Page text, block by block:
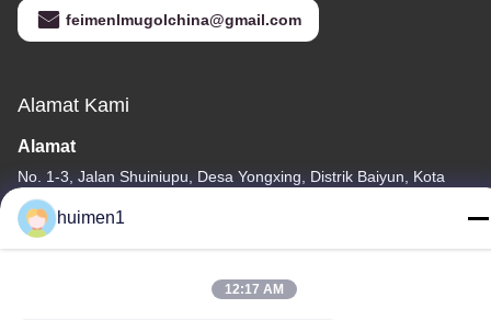
feimenlmugolchina@gmail.com
Alamat Kami
Alamat
No. 1-3, Jalan Shuiniupu, Desa Yongxing, Distrik Baiyun, Kota
Guangzhou, Provinsi Guangdong, Cina
Telp
huimen1
12:17 AM